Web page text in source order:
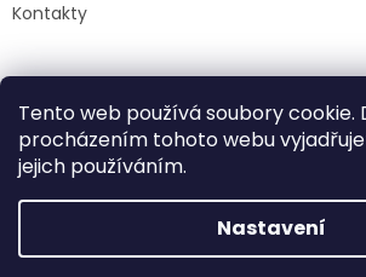
Tento web používá soubory cookie.
procházením tohoto webu
jejich používáním.
Nastavení
slevový kód: DENDETI
DOPRAVA nad 1500 ZDARMA
Kontakty
Facebook
Vytvořil Shoptet